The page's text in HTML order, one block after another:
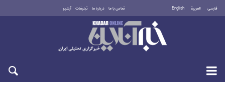
فارسی العربية English تماس با ما درباره ما تبلیغات آرشیو
دوشنبه ۱۹ مرداد ۱۴۰۵